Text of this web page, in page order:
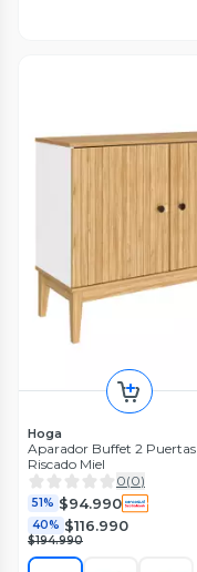
Hoga
Aparador Buffet 2 Puertas
Riscado Miel
0(0)
51% $94.990
40% $116.990
$194.990